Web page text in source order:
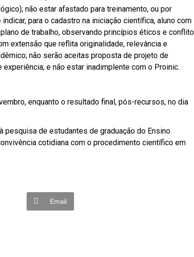
não estar afastado para treinamento, ou por
para o cadastro na iniciação científica, aluno com
de trabalho, observando princípios éticos e conflito
extensão que reflita originalidade, relevância e
não serão aceitas proposta de projeto de
e não estar inadimplente com o Proinic.
enquanto o resultado final, pós-recursos, no dia
de estudantes de graduação do Ensino
cotidiana com o procedimento científico em
Email